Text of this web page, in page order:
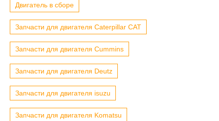
Двигатель в сборе
Запчасти для двигателя Caterpillar CAT
Запчасти для двигателя Cummins
Запчасти для двигателя Deutz
Запчасти для двигателя isuzu
Запчасти для двигателя Komatsu